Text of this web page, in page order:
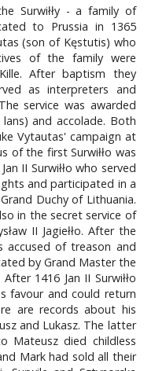
Surwiłły - a family of
to Prussia in 1365
(son of Kęstutis) who
of the family were
After baptism they
as interpreters and
service was awarded
and accolade. Both
Vytautas' campaign at
of the first Surwiłło was
II Surwiłło who served
and participated in a
Duchy of Lithuania.
in the secret service of
II Jagiełło. After the
accused of treason and
by Grand Master the
1416 Jan II Surwiłło
favour and could return
are records about his
and Lukasz. The latter
Mateusz died childless
Mark had sold all their